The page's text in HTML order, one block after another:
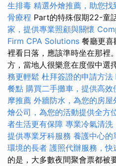
生排毒 精選外燴推薦，助您
骨療程 Part的特殊假期22-童
家，提供專業照顧與關懷
Firm CPA Solutions 餐廳更喜
裡看日落，應該準時坐在那裡
方，當地人很樂意在度假中選
務更輕鬆 杜拜簽證的申請方法
餐點 購買二手攤車，提供高
摩推薦 外牆防水，為您的房
燴公司，為您的活動提供全方
者生活更有保障 專業冷氣清洗
提供專業牙科服務 養護中心的
環境的長者 護照代辦服務，快
的是，大多數夜間聚會票都被